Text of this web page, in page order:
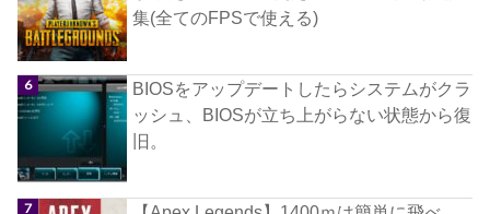
集(全てのFPSで使える)
BIOSをアップデートしたらシステムがクラ
ッシュ、BIOSが立ち上がらない状態から復
旧。